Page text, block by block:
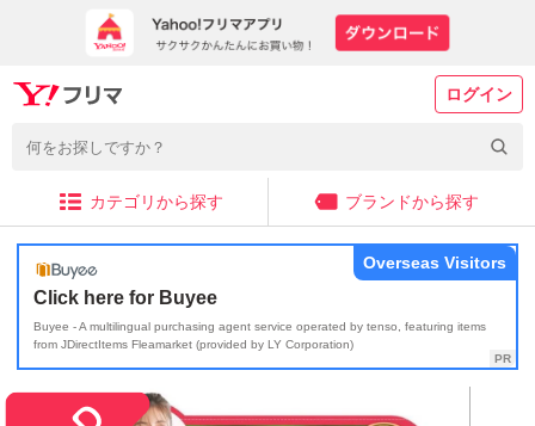
ログイン
カテゴリから探す ブランドから探す
Click here for Buyee
Buyee - A multilingual purchasing agent service operated by tenso, featuring items
from JDirectItems Fleamarket (provided by LY Corporation)
Overseas Visitors